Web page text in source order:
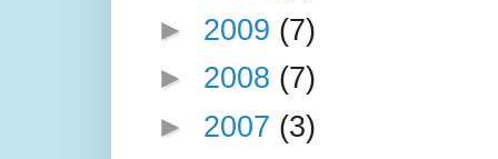
► 2009 (7)
► 2008 (7)
► 2007 (3)